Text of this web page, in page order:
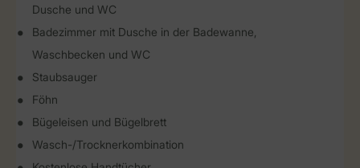
Dusche und WC
Badezimmer mit Dusche in der Badewanne,
Waschbecken und WC
Staubsauger
Föhn
Bügeleisen und Bügelbrett
Wasch-/Trocknerkombination